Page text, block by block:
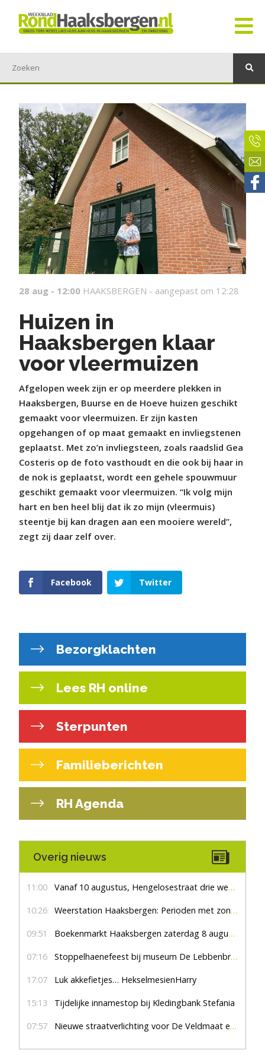
28 aug - 12:00 HAAKSBERGEN - aangepast om 12:28
Huizen in
Haaksbergen klaar
voor vleermuizen
Afgelopen week zijn er op meerdere plekken in
Haaksbergen, Buurse en de Hoeve huizen geschikt
gemaakt voor vleermuizen. Er zijn kasten
opgehangen of op maat gemaakt en invliegstenen
geplaatst. Met zo’n invliegsteen, zoals raadslid Gea
Costeris op de foto vasthoudt en die ook bij haar in
de nok is geplaatst, wordt een gehele spouwmuur
geschikt gemaakt voor vleermuizen. “Ik volg mijn
hart en ben heel blij dat ik zo mijn (vleermuis)
steentje bij kan dragen aan een mooiere wereld”,
zegt zij daar zelf over.
Facebook Twitter
Bezorgklachten
Lees RH online
Sterpunten
Familieberichten
RH Agenda
Overig nieuws
11:00 Vanaf 10 augustus, Hengelosestraat drie weken dicht voor doorgaand verkeer
10:26 Weerstation Haaksbergen: Perioden met zon en droog
09:51 Boekenmarkt Haaksbergen zaterdag 8 augustus, marktplein Haaksbergen
07:16 Stoppelhaenefeest bij museum De Lebbenbrugge
17:07 Luk akkefietjes… HekselmesienHarry
15:13 Tijdelijke innamestop bij Kledingbank Stefania
07:57 Nieuwe straatverlichting voor De Veldmaat en De Pas